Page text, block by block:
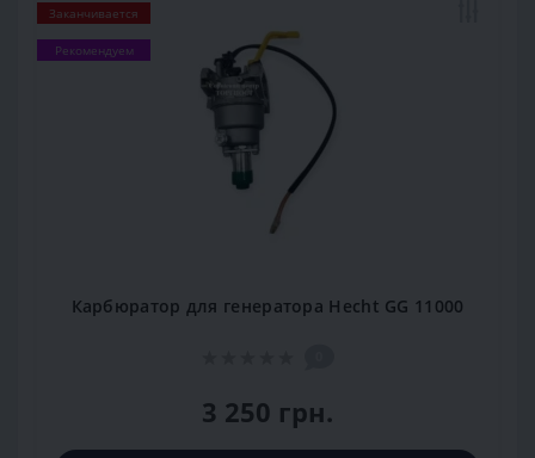
Заканчивается
Рекомендуем
Карбюратор для генератора Hecht GG 11000
3 250 грн.